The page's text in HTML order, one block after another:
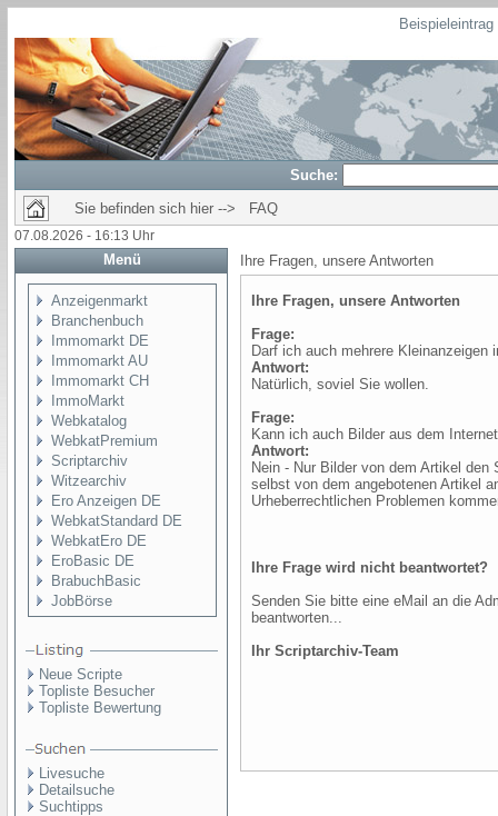
Suche:
Sie befinden sich hier --> FAQ
07.08.2026 - 16:13 Uhr
Menü
Anzeigenmarkt
Branchenbuch
Immomarkt DE
Immomarkt AU
Immomarkt CH
ImmoMarkt
Webkatalog
WebkatPremium
Scriptarchiv
Witzearchiv
Ero Anzeigen DE
WebkatStandard DE
WebkatEro DE
EroBasic DE
BrabuchBasic
JobBörse
Neue Scripte
Topliste Besucher
Topliste Bewertung
Livesuche
Detailsuche
Suchtipps
Ihre Fragen, unsere Antworten
Ihre Fragen, unsere Antworten
Frage:
Darf ich auch mehrere Kleinanzeigen
Antwort:
Natürlich, soviel Sie wollen.
Frage:
Kann ich auch Bilder aus dem
Antwort:
Nein - Nur Bilder von dem Artikel
selbst von dem angebotenen Artikel
Urheberrechtlichen Problemen
Ihre Frage wird nicht beantwortet?
Senden Sie bitte eine eMail an die
beantworten...
Ihr Scriptarchiv-Team